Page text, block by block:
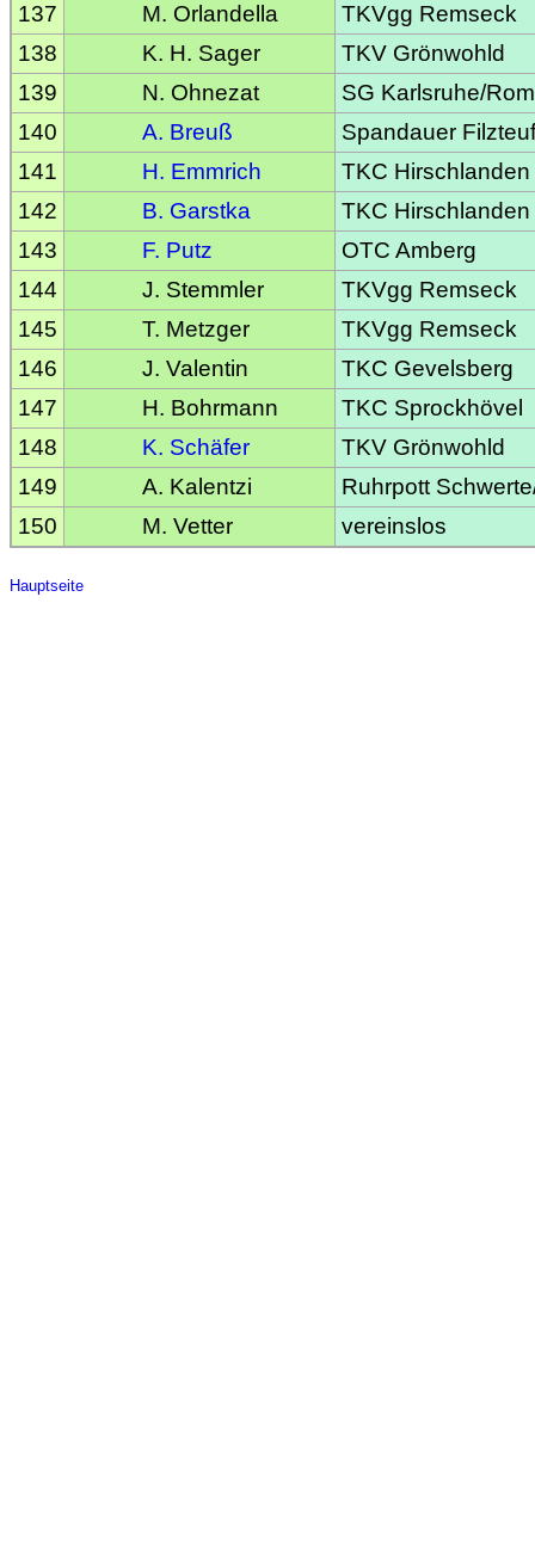
137 M. Orlandella
TKVgg Remseck
138
K. H. Sager
TKV Grönwohld
139
N. Ohnezat
SG Karlsruhe/
140
A. Breuß
Spandauer
141
H. Emmrich
TKC Hirschlanden
142
B. Garstka
TKC Hirschlanden
143
F. Putz
OTC Amberg
144
J. Stemmler
TKVgg Remseck
145
T. Metzger
TKVgg Remseck
146
J. Valentin
TKC Gevelsberg
147
H. Bohrmann
TKC Sprockhövel
148
K. Schäfer
TKV Grönwohld
149
A. Kalentzi
Ruhrpott
150
M. Vetter vereinslos
Hauptseite